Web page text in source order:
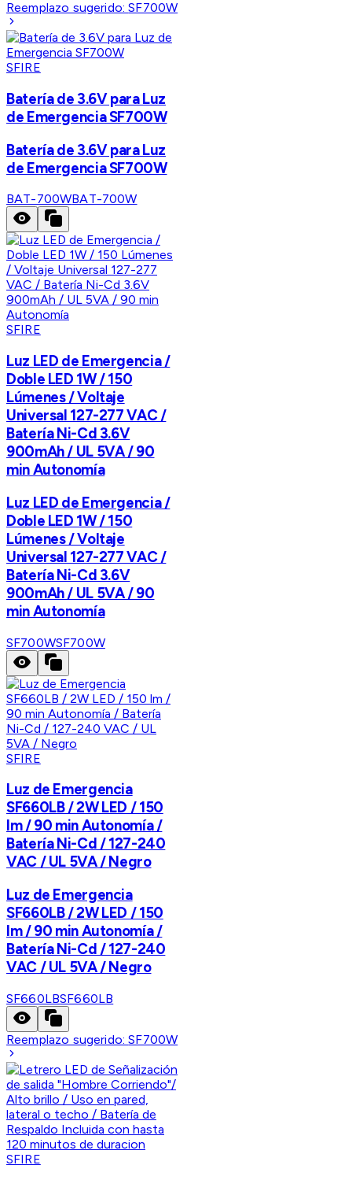
Reemplazo sugerido:SF700W
SFIRE
Batería de 3.6V para Luz
de Emergencia SF700W
Batería de 3.6V para Luz
de Emergencia SF700W
BAT-700WBAT-700W
SFIRE
Luz LED de Emergencia /
Doble LED 1W / 150
Lúmenes / Voltaje
Universal 127-277 VAC /
Batería Ni-Cd 3.6V
900mAh / UL 5VA / 90
min Autonomía
Luz LED de Emergencia /
Doble LED 1W / 150
Lúmenes / Voltaje
Universal 127-277 VAC /
Batería Ni-Cd 3.6V
900mAh / UL 5VA / 90
min Autonomía
SF700WSF700W
SFIRE
Luz de Emergencia
SF660LB / 2W LED / 150
lm / 90 min Autonomía /
Batería Ni-Cd / 127-240
VAC / UL 5VA / Negro
Luz de Emergencia
SF660LB / 2W LED / 150
lm / 90 min Autonomía /
Batería Ni-Cd / 127-240
VAC / UL 5VA / Negro
SF660LBSF660LB
Reemplazo sugerido:SF700W
SFIRE